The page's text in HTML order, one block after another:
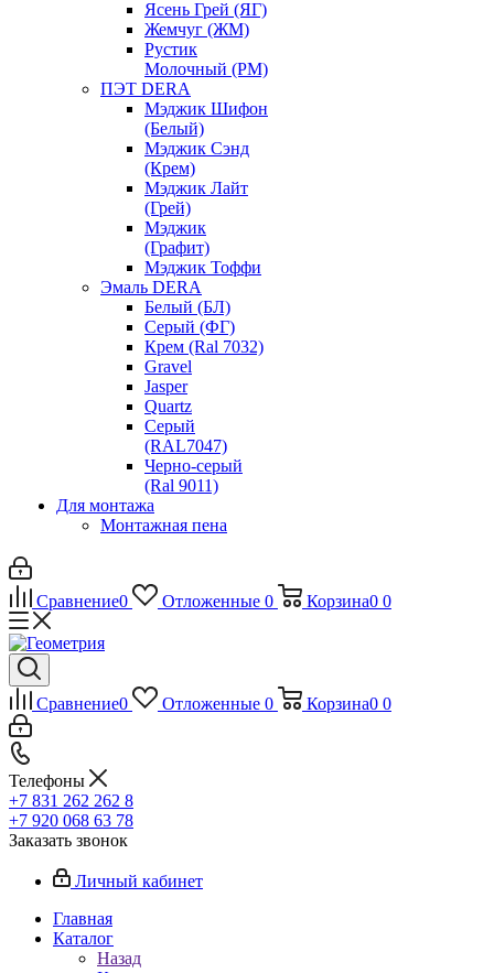
Ясень Грей (ЯГ)
Жемчуг (ЖМ)
Рустик
Молочный (РМ)
ПЭТ DERA
Мэджик Шифон
(Белый)
Мэджик Сэнд
(Крем)
Мэджик Лайт
(Грей)
Мэджик
(Графит)
Мэджик Тоффи
Эмаль DERA
Белый (БЛ)
Серый (ФГ)
Крем (Ral 7032)
Gravel
Jasper
Quartz
Серый
(RAL7047)
Черно-серый
(Ral 9011)
Для монтажа
Монтажная пена
Сравнение0 Отложенные 0 Корзина0 0
Сравнение0 Отложенные 0 Корзина0 0
Телефоны
+7 831 262 262 8
+7 920 068 63 78
Заказать звонок
Личный кабинет
Главная
Каталог
Назад